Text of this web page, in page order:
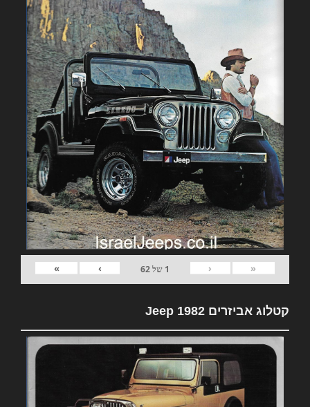
«
‹
1 של62
›
»
קטלוג אביזרים 1982 Jeep